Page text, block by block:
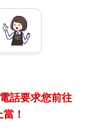
話要求您前往
！